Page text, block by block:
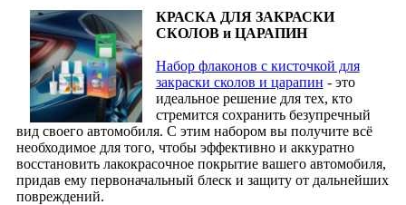
КРАСКА ДЛЯ ЗАКРАСКИ
СКОЛОВ и ЦАРАПИН
Набор флаконов с кисточкой для
закраски сколов и царапин - это
идеальное решение для тех, кто
стремится сохранить безупречный
вид своего автомобиля. С этим набором вы получите всё
необходимое для того, чтобы эффективно и аккуратно
восстановить лакокрасочное покрытие вашего автомобиля,
придав ему первоначальный блеск и защиту от дальнейших
повреждений.